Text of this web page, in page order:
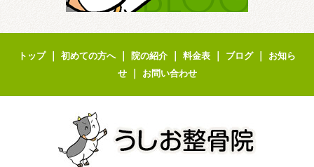
トップ｜ 初めての方へ｜ 院の紹介 ｜ 料金表 ｜ ブログ｜ お知ら
せ｜ お問い合わせ